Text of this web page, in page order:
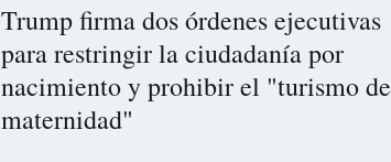
Trump firma dos órdenes ejecutivas
para restringir la ciudadanía por
nacimiento y prohibir el "turismo de
maternidad"